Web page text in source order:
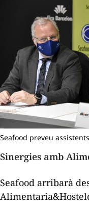
Seafood preveu
Sinergies amb
Seafood arribarà